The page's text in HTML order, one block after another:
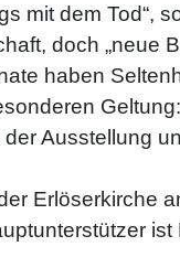
mit dem Tod“,
doch „neue
haben
Ausstellung
Erlöserkirche
ist